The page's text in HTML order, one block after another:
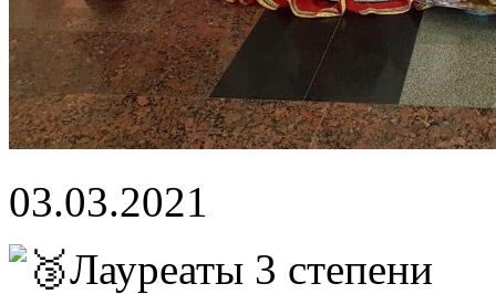
03.03.2021
Лауреаты 3 степени